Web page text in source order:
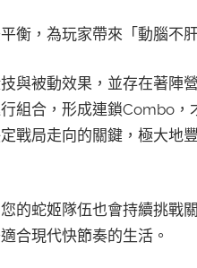
衡，為玩家帶來「動腦不
與被動效果，並存在著陣
組合，形成連鎖Combo，
戰局走向的關鍵，極大地
的蛇姬隊伍也會持續挑戰
合現代快節奏的生活。